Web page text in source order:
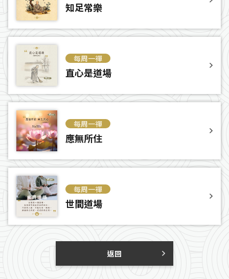
知足常樂
每周一禪
直心是道場
每周一禪
應無所住
每周一禪
世間道場
返回